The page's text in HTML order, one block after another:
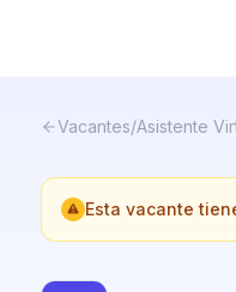
Vacantes/Asistente
Esta vacante